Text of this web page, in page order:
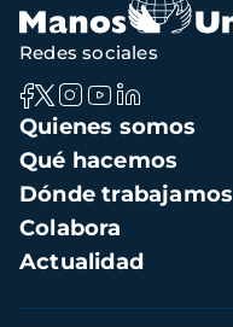
Navegación
principal
Quienes somos
Qué hacemos
Dónde trabajamos
Colabora
Actualidad
Redes sociales